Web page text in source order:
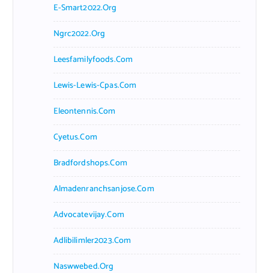
E-Smart2022.org
Ngrc2022.org
Leesfamilyfoods.com
Lewis-Lewis-Cpas.com
Eleontennis.com
Cyetus.com
Bradfordshops.com
Almadenranchsanjose.com
Advocatevijay.com
Adlibilimler2023.com
Naswwebed.org